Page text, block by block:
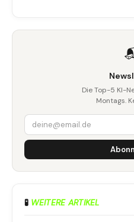
Die Top-5 KI-
Montags.
🧪 WEITERE ARTIKEL